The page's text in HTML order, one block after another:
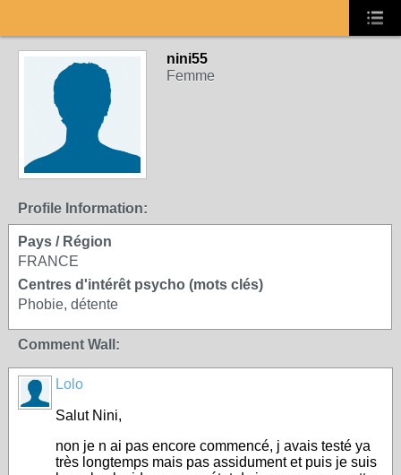
nini55
Femme
Profile Information:
Pays / Région
FRANCE
Centres d'intérêt psycho (mots clés)
Phobie, détente
Comment Wall:
Lolo
Salut Nini,
non je n ai pas encore commencé, j avais testé ya
très longtemps mais pas assidument et puis je suis